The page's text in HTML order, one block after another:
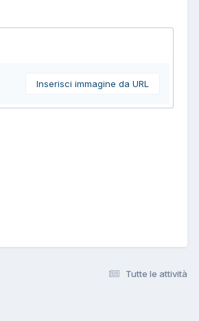
Inserisci immagine da URL
Tutte le attività